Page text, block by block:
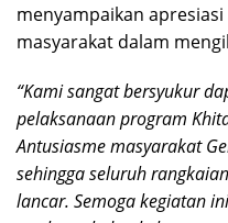
menyampaikan
masyarakat dalam
“Kami sangat bersyukur
pelaksanaan program
Antusiasme masyarakat
sehingga seluruh
lancar. Semoga kegiatan